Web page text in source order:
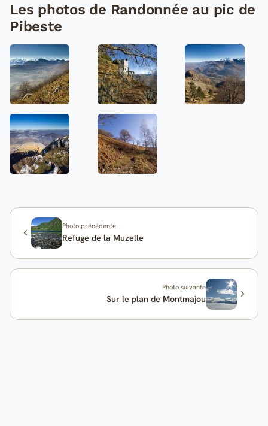
Les photos de Randonnée au pic de
Pibeste
Photo précédente
Refuge de la Muzelle
Photo suivante
Sur le plan de Montmajou